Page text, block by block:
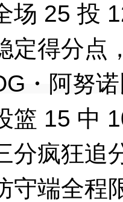
场 25 投
定得分点
・阿努
篮 15 中
分疯狂追
守端全程